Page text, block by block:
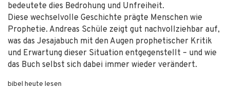
bedeutete dies Bedrohung und Unfreiheit.
Diese wechselvolle Geschichte prägte Menschen wie
Prophetie. Andreas Schüle zeigt gut nachvollziehbar auf,
was das Jesajabuch mit den Augen prophetischer Kritik
und Erwartung dieser Situation entgegenstellt – und wie
das Buch selbst sich dabei immer wieder verändert.
bibel heute lesen